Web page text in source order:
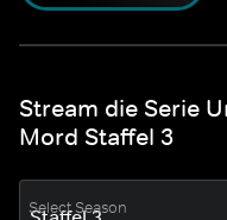
Stream die Serie
Mord Staffel 3
Select Season